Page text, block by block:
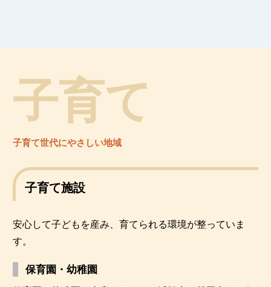
子育て
子育て世代にやさしい地域
子育て施設
安心して子どもを産み、育てられる環境が整っていま
す。
保育園・幼稚園